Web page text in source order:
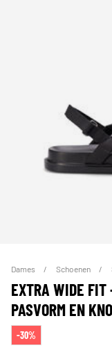
Dames Schoenen
EXTRA WIDE FIT
PASVORM EN
-30%